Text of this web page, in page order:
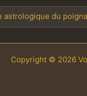
astrologique du
Copyright © 2026